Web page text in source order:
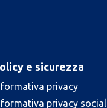
e sicurezza
privacy
privacy social